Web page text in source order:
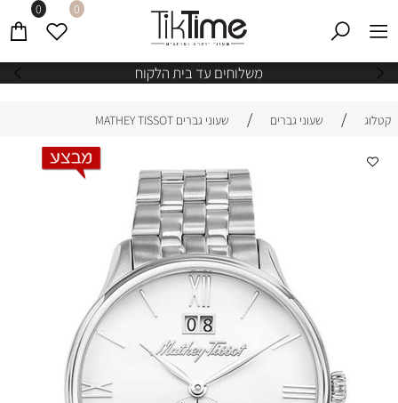
משלוחים עד בית הלקוח
0 0
קטלוג / שעוני גברים / שעוני גברים MATHEY TISSOT